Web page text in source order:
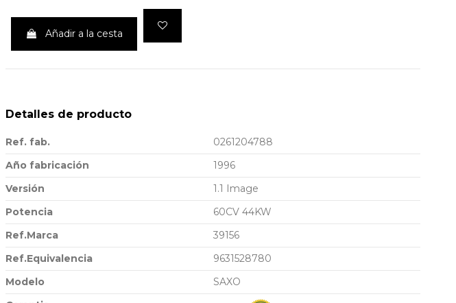
Añadir a la cesta
Detalles de producto
Ref. fab.
0261204788
Año fabricación
1996
Versión
1.1 Image
Potencia
60CV 44KW
Ref.Marca
39156
Ref.Equivalencia
9631528780
Modelo
SAXO